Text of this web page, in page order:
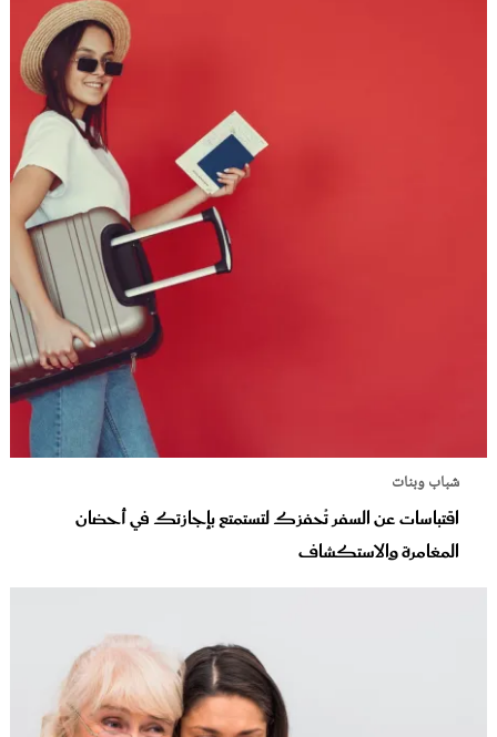
شباب وبنات
اقتباسات عن السفر تُحفزك لتستمتع بإجازتك في أحضان
المغامرة والاستكشاف